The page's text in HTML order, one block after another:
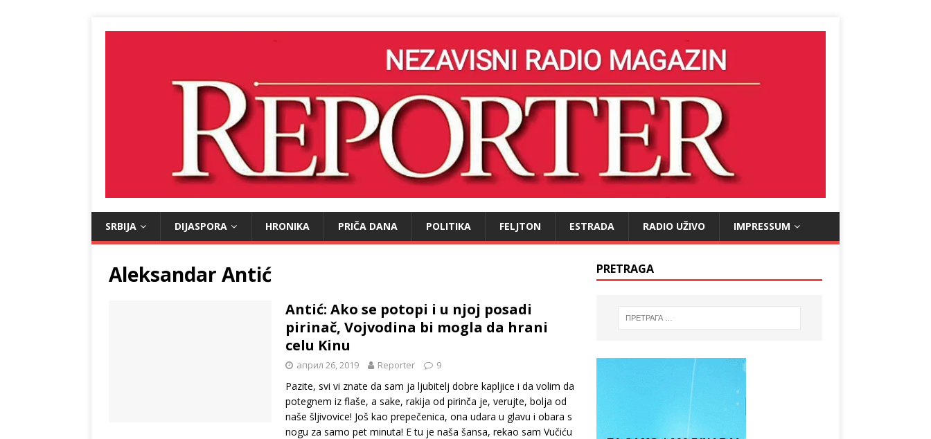
SRBIJA DIJASPORA HRONIKA PRIČA DANA POLITIKA FELJTON ESTRADA RADIO UŽIVO IMPRESSUM
Aleksandar Antić
Antić: Ako se potopi i u njoj posadi
pirinač, Vojvodina bi mogla da hrani
celu Kinu
април 26, 2019 Reporter 9
Pazite, svi vi znate da sam ja ljubitelj dobre kapljice i da volim da
potegnem iz flaše, a sake, rakija od pirinča je, verujte, bolja od
naše šljivovice! Još kao prepečenica, ona udara u glavu i obara s
nogu za samo pet minuta! E tu je naša šansa, rekao sam Vučiću
PRETRAGA